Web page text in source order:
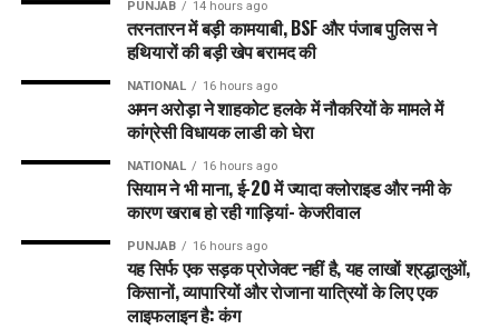
PUNJAB 14 hours ago
तरनतारन में बड़ी कामयाबी, BSF और पंजाब पुलिस ने
हथियारों की बड़ी खेप बरामद की
NATIONAL 16 hours ago
अमन अरोड़ा ने शाहकोट हलके में नौकरियों के मामले में
कांग्रेसी विधायक लाडी को घेरा
NATIONAL 16 hours ago
सियाम ने भी माना, ई-20 में ज्यादा क्लोराइड और नमी के
कारण खराब हो रही गाड़ियां- केजरीवाल
PUNJAB 16 hours ago
यह सिर्फ एक सड़क प्रोजेक्ट नहीं है, यह लाखों श्रद्धालुओं,
किसानों, व्यापारियों और रोजाना यात्रियों के लिए एक
लाइफलाइन है: कंग